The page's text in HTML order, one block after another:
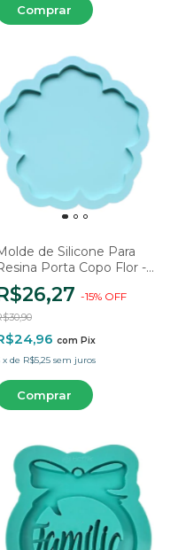
de Silicone Para
Porta Copo Flor - 1
-15% OFF
com Pix
x de R$5,25 sem juros